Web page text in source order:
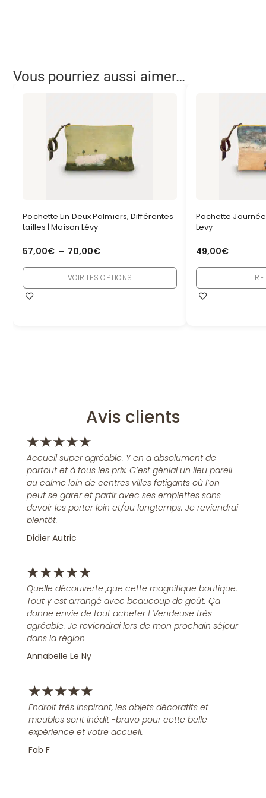
Vous pourriez aussi aimer…
Pochette Lin Deux Palmiers, Différentes
tailles | Maison Lévy
57,00€ – 70,00€
VOIR LES OPTIONS
Pochette
Levy
49,00€
Avis clients
★★★★★
Accueil super agréable. Y en a absolument de
partout et à tous les prix. C’est génial un lieu pareil
au calme loin de centres villes fatigants où l’on
peut se garer et partir avec ses emplettes sans
devoir les porter loin et/ou longtemps. Je reviendrai
bientôt.
Didier Autric
★★★★★
Quelle découverte ,que cette magnifique boutique.
Tout y est arrangé avec beaucoup de goût. Ça
donne envie de tout acheter ! Vendeuse très
agréable. Je reviendrai lors de mon prochain séjour
dans la région
Annabelle Le Ny
★★★★★
Endroit très inspirant, les objets décoratifs et
meubles sont inédit -bravo pour cette belle
expérience et votre accueil.
Fab F